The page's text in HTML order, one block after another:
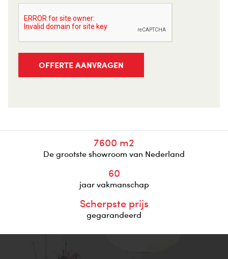
7600 m2
De grootste showroom van Nederland
60
jaar vakmanschap
Scherpste prijs
gegarandeerd